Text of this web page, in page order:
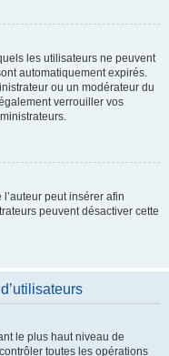
les utilisateurs ne peuvent
automatiquement expirés.
ou un modérateur du
verrouiller vos
peut insérer afin
peuvent désactiver cette
le plus haut niveau de
toutes les opérations